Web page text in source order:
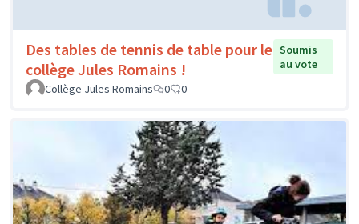
Des tables de tennis de table pour le
collège Jules Romains !
Soumis
au vote
Collège Jules Romains
0 0